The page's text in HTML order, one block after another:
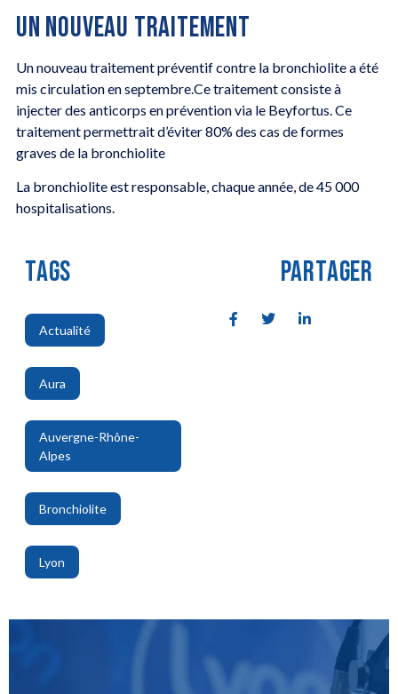
UN NOUVEAU TRAITEMENT
Un nouveau traitement préventif contre la bronchiolite a été
mis circulation en septembre.Ce traitement consiste à
injecter des anticorps en prévention via le Beyfortus. Ce
traitement permettrait d’éviter 80% des cas de formes
graves de la bronchiolite
La bronchiolite est responsable, chaque année, de 45 000
hospitalisations.
TAGS
Actualité
,
Aura
,
Auvergne-Rhône-
Alpes
,
Bronchiolite
,
Lyon
PARTAGER